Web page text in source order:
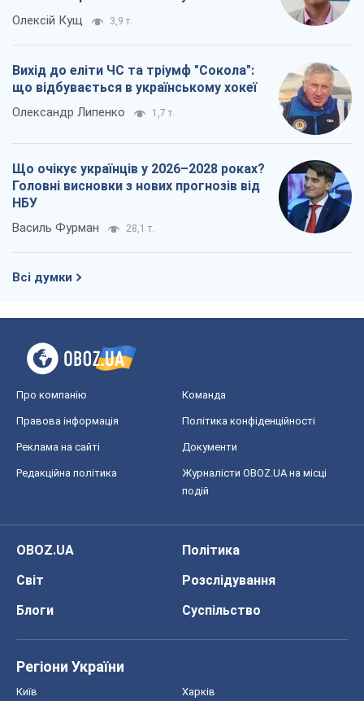
Олексій Кущ 3,9 т.
Вихід до еліти ЧС та тріумф "Сокола":
що відбувається в українському хокеї
Олександр Липенко 1,7 т.
Що очікує українців у 2026–2028 роках?
Головні висновки з нових прогнозів від
НБУ
Василь Фурман 28,1 т.
Всі думки
Про компанію Команда
Правова інформація Політика конфіденційності
Реклама на сайті Документи
Редакційна політика
Журналісти OBOZ.UA на місці
подій
OBOZ.UA
Політика
Світ
Розслідування
Блоги
Суспільство
Регіони України
Київ Харків